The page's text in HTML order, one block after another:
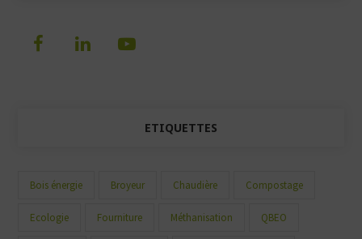
ETIQUETTES
Bois énergie Broyeur Chaudière Compostage
Ecologie Fourniture Méthanisation QBEO